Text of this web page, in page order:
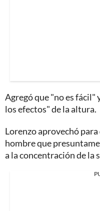
Agregó que "no es fácil"
los efectos" de la altura.
Lorenzo aprovechó
hombre que
a la concentración de la